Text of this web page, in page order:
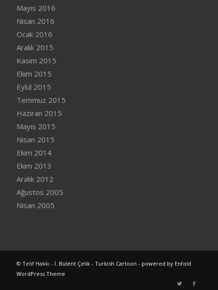
Mayıs 2016
Nisan 2016
Ocak 2016
Aralık 2015
Kasım 2015
Ekim 2015
Eylül 2015
Temmuz 2015
Haziran 2015
Mayıs 2015
Nisan 2015
Ekim 2014
Ekim 2013
Aralık 2012
Ağustos 2005
Nisan 2005
© Telif Hakkı - İ. Bülent Çelik - Turkish Cartoon - powered by Enfold
WordPress Theme